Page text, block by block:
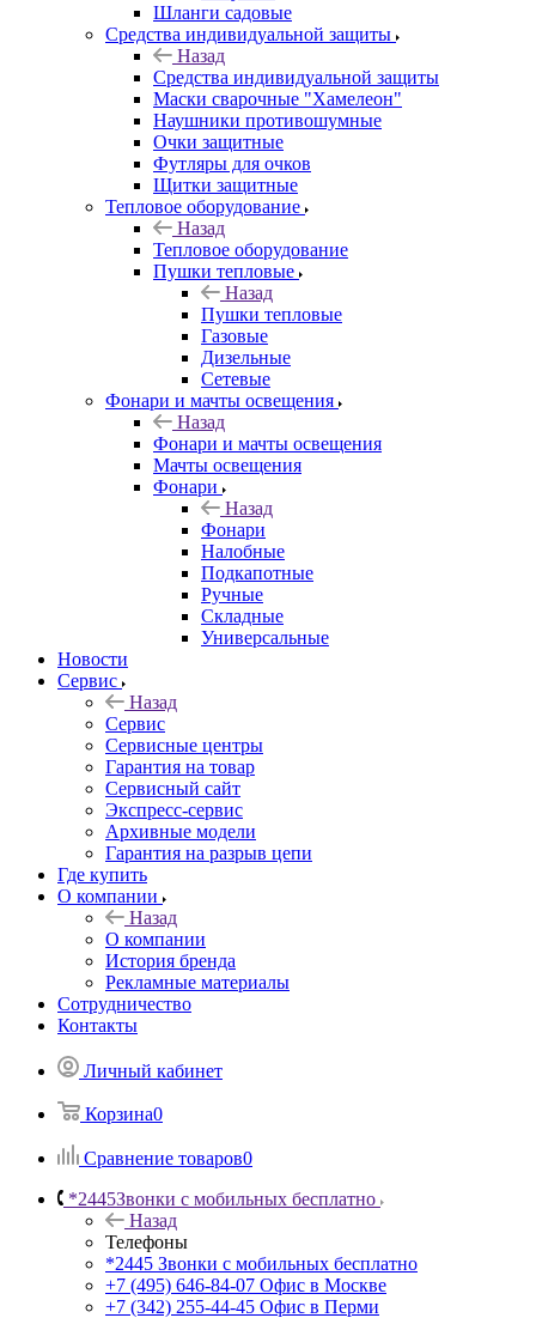
Шланги садовые
Средства индивидуальной защиты
Назад
Средства индивидуальной защиты
Маски сварочные "Хамелеон"
Наушники противошумные
Очки защитные
Футляры для очков
Щитки защитные
Тепловое оборудование
Назад
Тепловое оборудование
Пушки тепловые
Назад
Пушки тепловые
Газовые
Дизельные
Сетевые
Фонари и мачты освещения
Назад
Фонари и мачты освещения
Мачты освещения
Фонари
Назад
Фонари
Налобные
Подкапотные
Ручные
Складные
Универсальные
Новости
Сервис
Назад
Сервис
Сервисные центры
Гарантия на товар
Сервисный сайт
Экспресс-сервис
Архивные модели
Гарантия на разрыв цепи
Где купить
О компании
Назад
О компании
История бренда
Рекламные материалы
Сотрудничество
Контакты
Личный кабинет
Корзина0
Сравнение товаров0
*2445Звонки с мобильных бесплатно
Назад
Телефоны
*2445 Звонки с мобильных бесплатно
+7 (495) 646-84-07 Офис в Москве
+7 (342) 255-44-45 Офис в Перми